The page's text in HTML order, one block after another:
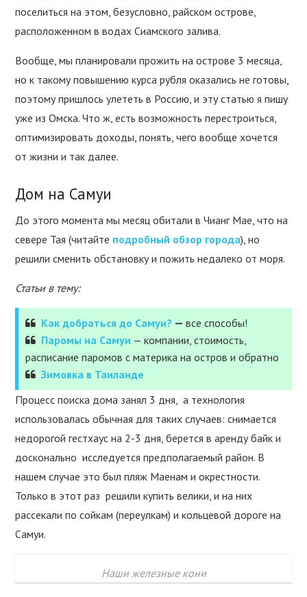
поселиться на этом, безусловно, райском острове,
расположенном в водах Сиамского залива.
Вообще, мы планировали прожить на острове 3 месяца,
но к такому повышению курса рубля оказались не готовы,
поэтому пришлось улететь в Россию, и эту статью я пишу
уже из Омска. Что ж, есть возможность перестроиться,
оптимизировать доходы, понять, чего вообще хочется
от жизни и так далее.
Дом на Самуи
До этого момента мы месяц обитали в Чианг Мае, что на
севере Тая (читайте подробный обзор города), но
решили сменить обстановку и пожить недалеко от моря.
Статьи в тему:
Как добраться до Самуи? —все способы!
Паромы на Самуи — компании, стоимость,
расписание паромов с материка на остров и обратно
Зимовка в Таиланде
Процесс поиска дома занял 3 дня, а технология
использовалась обычная для таких случаев: снимается
недорогой гестхаус на 2-3 дня, берется в аренду байк и
досконально исследуется предполагаемый район. В
нашем случае это был пляж Маенам и окрестности.
Только в этот раз решили купить велики, и на них
рассекали по сойкам (переулкам) и кольцевой дороге на
Самуи.
Наши железные кони